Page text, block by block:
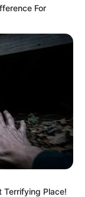
For
Terrifying Place!